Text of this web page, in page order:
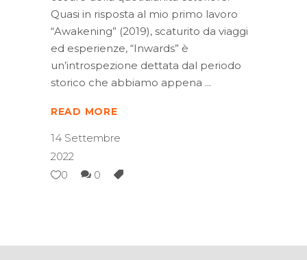
Quasi in risposta al mio primo lavoro
“Awakening” (2019), scaturito da viaggi
ed esperienze, “Inwards” è
un’introspezione dettata dal periodo
storico che abbiamo appena
READ MORE
14 Settembre
2022
0
0